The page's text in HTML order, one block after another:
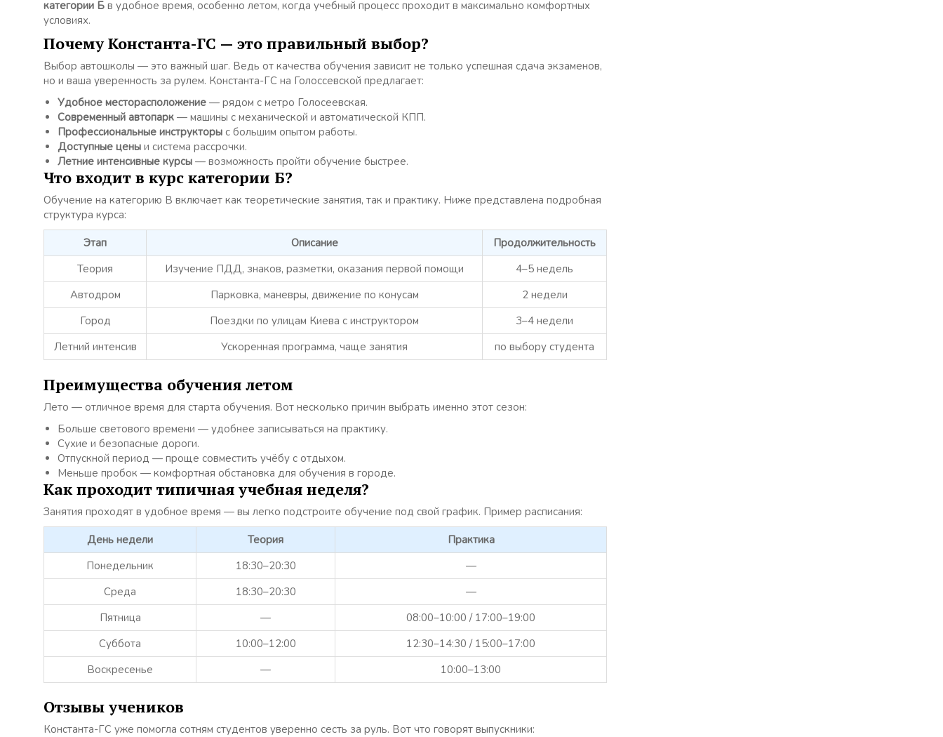
категории Б в удобное время, особенно летом, когда учебный процесс проходит в максимально комфортных
условиях.
Почему Константа-ГС — это правильный выбор?
Выбор автошколы — это важный шаг. Ведь от качества обучения зависит не только успешная сдача экзаменов,
но и ваша уверенность за рулем. Константа-ГС на Голоссевской предлагает:
Удобное месторасположение — рядом с метро Голосеевская.
Современный автопарк — машины с механической и автоматической КПП.
Профессиональные инструкторы с большим опытом работы.
Доступные цены и система рассрочки.
Летние интенсивные курсы — возможность пройти обучение быстрее.
Что входит в курс категории Б?
Обучение на категорию B включает как теоретические занятия, так и практику. Ниже представлена подробная
структура курса:
Этап
Описание
Продолжительность
Теория
Изучение ПДД, знаков, разметки, оказания первой помощи
4–5 недель
Автодром
Парковка, маневры, движение по конусам
2 недели
Город
Поездки по улицам Киева с инструктором
3–4 недели
Летний интенсив
Ускоренная программа, чаще занятия по выбору студента
Преимущества обучения летом
Лето — отличное время для старта обучения. Вот несколько причин выбрать именно этот сезон:
Больше светового времени — удобнее записываться на практику.
Сухие и безопасные дороги.
Отпускной период — проще совместить учёбу с отдыхом.
Меньше пробок — комфортная обстановка для обучения в городе.
Как проходит типичная учебная неделя?
Занятия проходят в удобное время — вы легко подстроите обучение под свой график. Пример расписания:
День недели
Теория
Практика
Понедельник
18:30–20:30
—
Среда
18:30–20:30
—
Пятница
—
08:00–10:00 / 17:00–19:00
Суббота
10:00–12:00
12:30–14:30 / 15:00–17:00
Воскресенье
— 10:00–13:00
Отзывы учеников
Константа-ГС уже помогла сотням студентов уверенно сесть за руль. Вот что говорят выпускники: